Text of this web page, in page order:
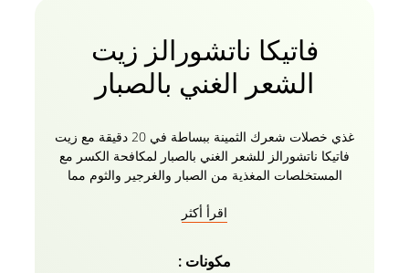
فاتيكا ناتشورالز زيت
الشعر الغني بالصبار
غذي خصلات شعرك الثمينة ببساطة في 20 دقيقة مع زيت
فاتيكا ناتشورالز للشعر الغني بالصبار لمكافحة الكسر مع
المستخلصات المغذية من الصبار والغرجير والثوم مما
الجذور إلى الأطراف. زيت الصبار الطبيعي للشعر للرجال
تساعد على التحكم في تساقط الشعر. تركيبة طبيعية
اقرأ أكثر
مكونات :